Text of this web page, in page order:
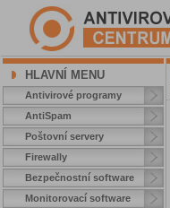
HLAVNÍ MENU
Antivirové programy
AntiSpam
Poštovní servery
Firewally
Bezpečnostní software
Monitorovací software